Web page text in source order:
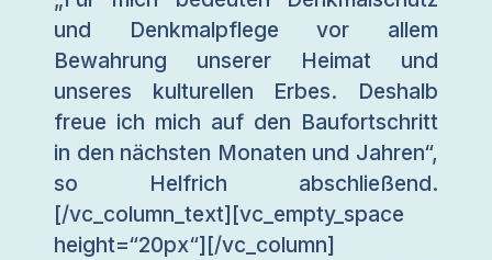
und Denkmalpflege vor allem
Bewahrung unserer Heimat und
unseres kulturellen Erbes. Deshalb
freue ich mich auf den Baufortschritt
in den nächsten Monaten und Jahren“,
so Helfrich abschließend.
[/vc_column_text][vc_empty_space
height=“20px“][/vc_column]